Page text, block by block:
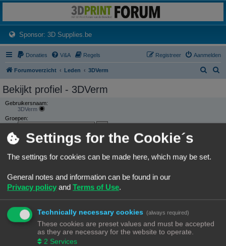
Het 3D print forum van de Benelux na de sluiting van 3dprintforum.nl
Sponsor: 3D Supplies.be(Opens a new tab)
Donaties V&A Regels Aanmelden
Registreer
Forumoverzicht Leden 3DVerm
Bekijkt profiel - 3DVerm
Gebruikersnaam:
3DVerm
Groepen:
CONTACTEER 3DVERM
GEBRUIKERSSTATISTIEKEN
Lid geworden op:
03/08/23, 07:28
Laatst actief:
21/10/25, 09:20
Aantal berichten:
19 |Zoek gebruikers berichten
(0.21% van alle berichten / 0.02 berichten per dag)
Meest actief in forum:
Vragen over 3D-printen en 3D-printers
Settings for the Cookie´s
The settings for cookies can be made here, which may be set.
General notes and information can be found in our
Privacy policy and Terms of Use.
Technically necessary cookies (always required)
These cookies are preset values and must be accepted
as they are necessary for the website to operate.
2 Services